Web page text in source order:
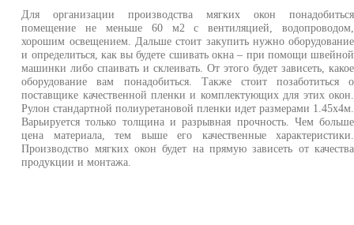
Для организации производства мягких окон понадобиться
помещение не меньше 60 м2 с вентиляцией, водопроводом,
хорошим освещением. Дальше стоит закупить нужно оборудование
и определиться, как вы будете сшивать окна – при помощи швейной
машинки либо спаивать и склеивать. От этого будет зависеть, какое
оборудование вам понадобиться. Также стоит позаботиться о
поставщике качественной пленки и комплектующих для этих окон.
Рулон стандартной полиуретановой пленки идет размерами 1.45х4м.
Варьируется только толщина и разрывная прочность. Чем больше
цена материала, тем выше его качественные характеристики.
Производство мягких окон будет на прямую зависеть от качества
продукции и монтажа.